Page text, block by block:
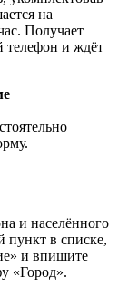
на
Получает
телефон и ждёт
и населённого
пункт в списке,
и впишите
«Город».